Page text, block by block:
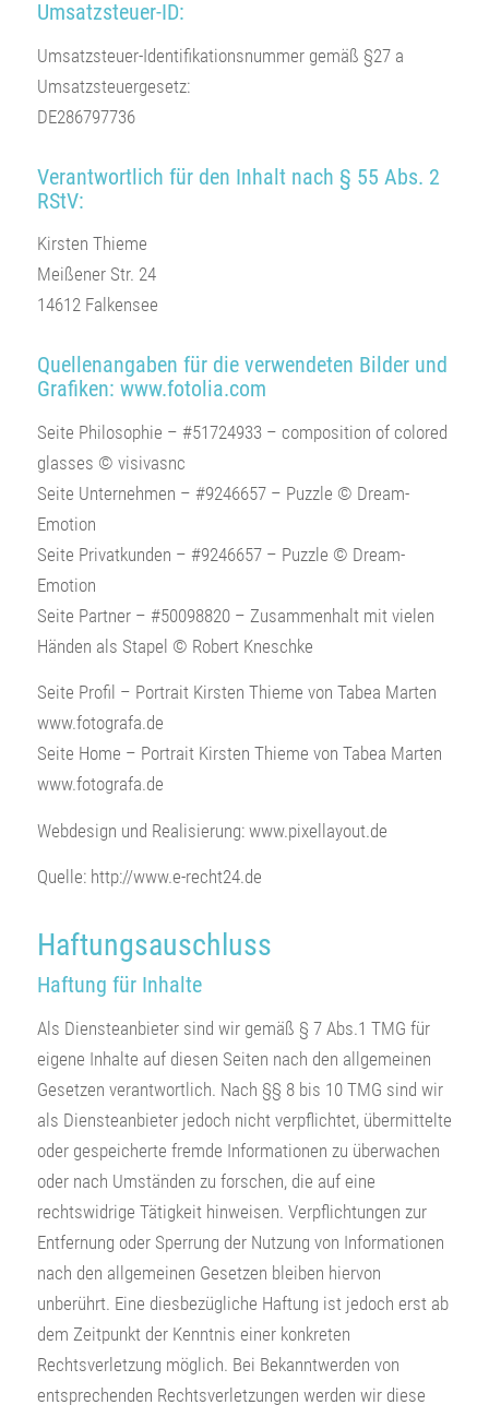
Umsatzsteuer-ID:
Umsatzsteuer-Identifikationsnummer gemäß §27 a
Umsatzsteuergesetz:
DE286797736
Verantwortlich für den Inhalt nach § 55 Abs. 2
RStV:
Kirsten Thieme
Meißener Str. 24
14612 Falkensee
Quellenangaben für die verwendeten Bilder und
Grafiken: www.fotolia.com
Seite Philosophie – #51724933 – composition of colored
glasses © visivasnc
Seite Unternehmen – #9246657 – Puzzle © Dream-
Emotion
Seite Privatkunden – #9246657 – Puzzle © Dream-
Emotion
Seite Partner – #50098820 – Zusammenhalt mit vielen
Händen als Stapel © Robert Kneschke
Seite Profil – Portrait Kirsten Thieme von Tabea Marten
www.fotografa.de
Seite Home – Portrait Kirsten Thieme von Tabea Marten
www.fotografa.de
Webdesign und Realisierung: www.pixellayout.de
Quelle: http://www.e-recht24.de
Haftungsauschluss
Haftung für Inhalte
Als Diensteanbieter sind wir gemäß § 7 Abs.1 TMG für
eigene Inhalte auf diesen Seiten nach den allgemeinen
Gesetzen verantwortlich. Nach §§ 8 bis 10 TMG sind wir
als Diensteanbieter jedoch nicht verpflichtet, übermittelte
oder gespeicherte fremde Informationen zu überwachen
oder nach Umständen zu forschen, die auf eine
rechtswidrige Tätigkeit hinweisen. Verpflichtungen zur
Entfernung oder Sperrung der Nutzung von Informationen
nach den allgemeinen Gesetzen bleiben hiervon
unberührt. Eine diesbezügliche Haftung ist jedoch erst ab
dem Zeitpunkt der Kenntnis einer konkreten
Rechtsverletzung möglich. Bei Bekanntwerden von
entsprechenden Rechtsverletzungen werden wir diese